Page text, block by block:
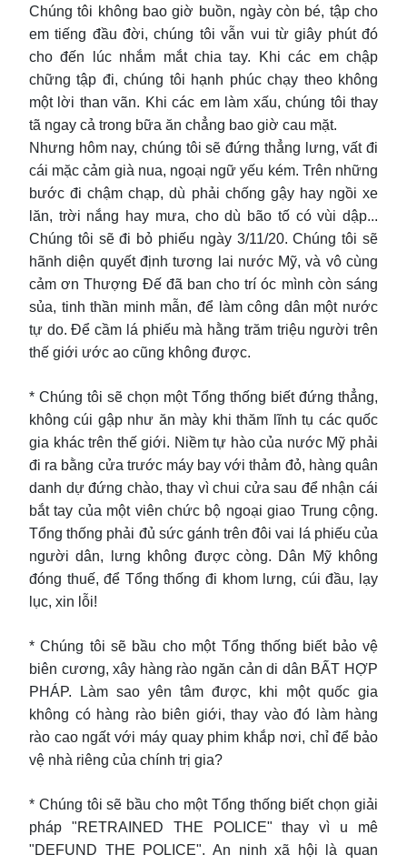
Chúng tôi không bao giờ buồn, ngày còn bé, tập cho
em tiếng đầu đời, chúng tôi vẫn vui từ giây phút đó
cho đến lúc nhắm mắt chia tay. Khi các em chập
chững tập đi, chúng tôi hạnh phúc chạy theo không
một lời than vãn. Khi các em làm xấu, chúng tôi thay
tã ngay cả trong bữa ăn chẳng bao giờ cau mặt.
Nhưng hôm nay, chúng tôi sẽ đứng thẳng lưng, vất đi
cái mặc cảm già nua, ngoại ngữ yếu kém. Trên những
bước đi chậm chạp, dù phải chống gậy hay ngồi xe
lăn, trời nắng hay mưa, cho dù bão tố có vùi dập...
Chúng tôi sẽ đi bỏ phiếu ngày 3/11/20. Chúng tôi sẽ
hãnh diện quyết định tương lai nước Mỹ, và vô cùng
cảm ơn Thượng Đế đã ban cho trí óc mình còn sáng
sủa, tinh thần minh mẫn, để làm công dân một nước
tự do. Để cầm lá phiếu mà hằng trăm triệu người trên
thế giới ước ao cũng không được.
* Chúng tôi sẽ chọn một Tổng thống biết đứng thẳng,
không cúi gập như ăn mày khi thăm lĩnh tụ các quốc
gia khác trên thế giới. Niềm tự hào của nước Mỹ phải
đi ra bằng cửa trước máy bay với thảm đỏ, hàng quân
danh dự đứng chào, thay vì chui cửa sau để nhận cái
bắt tay của một viên chức bộ ngoại giao Trung cộng.
Tổng thống phải đủ sức gánh trên đôi vai lá phiếu của
người dân, lưng không được còng. Dân Mỹ không
đóng thuế, để Tổng thống đi khom lưng, cúi đầu, lạy
lục, xin lỗi!
* Chúng tôi sẽ bầu cho một Tổng thống biết bảo vệ
biên cương, xây hàng rào ngăn cản di dân BẤT HỢP
PHÁP. Làm sao yên tâm được, khi một quốc gia
không có hàng rào biên giới, thay vào đó làm hàng
rào cao ngất với máy quay phim khắp nơi, chỉ để bảo
vệ nhà riêng của chính trị gia?
* Chúng tôi sẽ bầu cho một Tổng thống biết chọn giải
pháp "RETRAINED THE POLICE" thay vì u mê
"DEFUND THE POLICE". An ninh xã hội là quan